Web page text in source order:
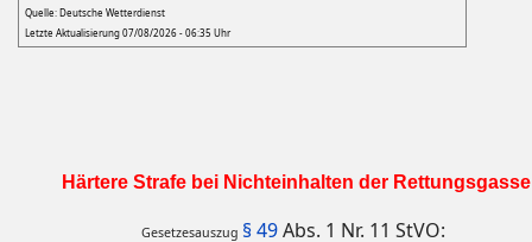
Quelle: Deutsche Wetterdienst
Letzte Aktualisierung 07/08/2026 - 06:35 Uhr
Härtere Strafe bei Nichteinhalten der Rettungsgasse
Gesetzesauszug § 49Abs. 1 Nr. 11 StVO: